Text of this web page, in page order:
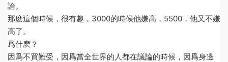
論。
那麽這個時候，很有趣，3000的時候他嫌高，5500，他又不嫌
高了。
爲什麽？
因爲不買難受，因爲當全世界的人都在議論的時候，因爲身邊